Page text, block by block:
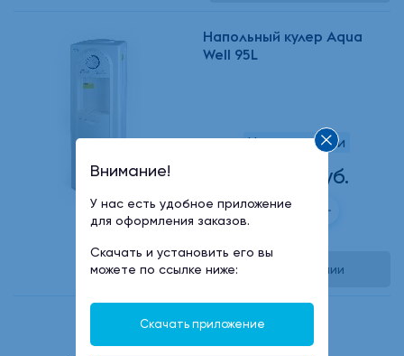
Напольный кулер Aqua
Well 95L
Нет в наличии
13600 руб.
Нет в наличии
Внимание!
У нас есть удобное приложение
для оформления заказов.
Скачать и установить его вы
можете по ссылке ниже:
Скачать приложение